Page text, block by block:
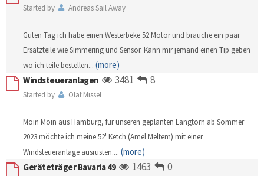
Started by Andreas Sail Away
Guten Tag ich habe einen Westerbeke 52 Motor und brauche ein paar
Ersatzteile wie Simmering und Sensor. Kann mir jemand einen Tip geben
wo ich teile bestellen... (more)
Windsteueranlagen
3481 8
Started by Olaf Missel
Moin Moin aus Hamburg, für unseren geplanten Langtörn ab Sommer
2023 möchte ich meine 52' Ketch (Amel Meltem) mit einer
Windsteueranlage ausrüsten.... (more)
Geräteträger Bavaria 49
1463 0